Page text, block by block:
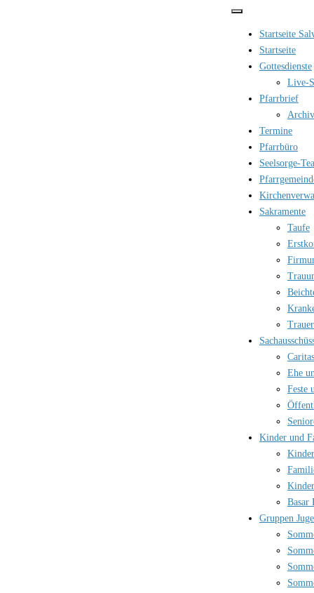
Startseite
Startseite
Gottesdienste
Live-
Pfarrbrief
Termine
Pfarrbüro
Seelsorge-
Sakramente
Taufe
Caritas
Ehe
Feste
Kinder und
Basar
Gruppen